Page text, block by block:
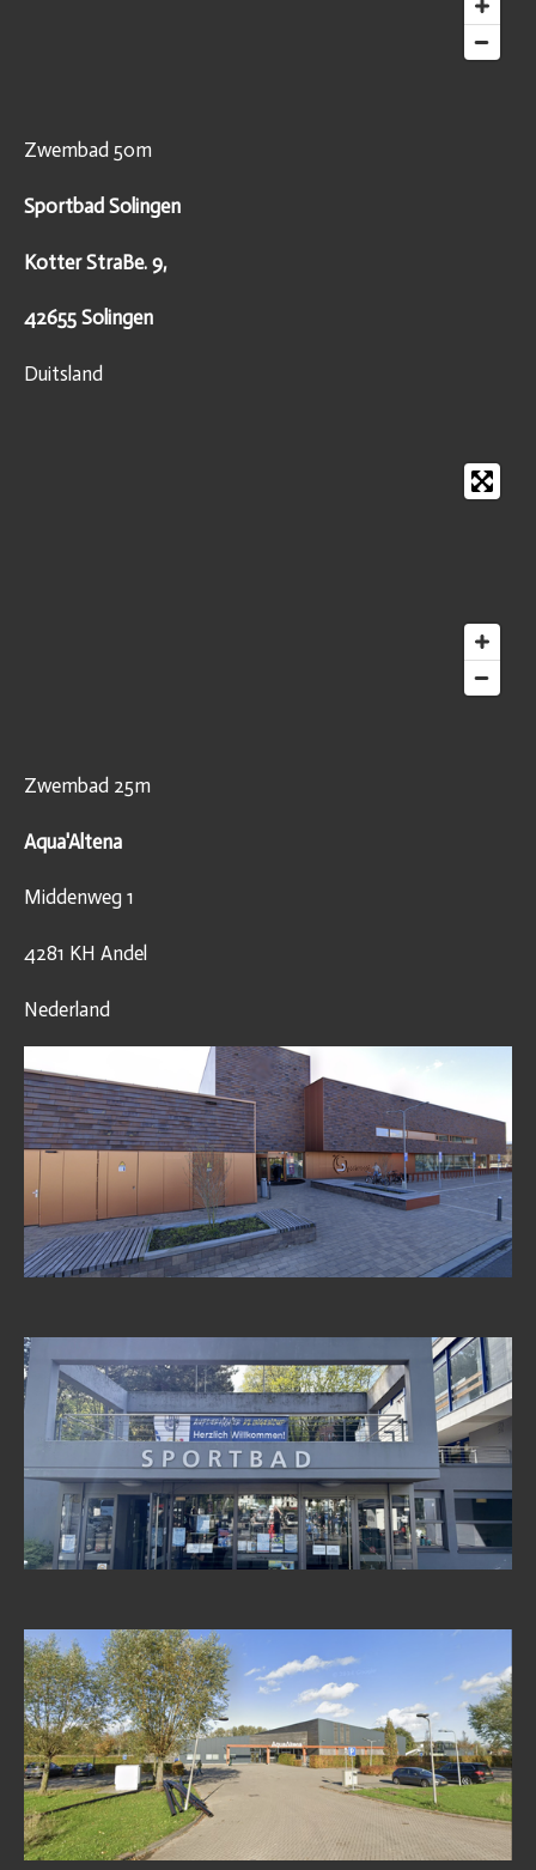
Zwembad 50m
Sportbad Solingen
Kotter StraBe. 9,
42655 Solingen
Duitsland
Zwembad 25m
Aqua'Altena
Middenweg 1
4281 KH Andel
Nederland